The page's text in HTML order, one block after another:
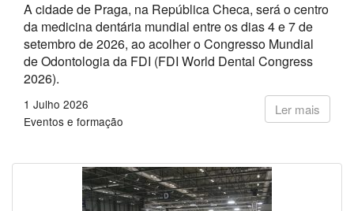
A cidade de Praga, na República Checa, será o centro
da medicina dentária mundial entre os dias 4 e 7 de
setembro de 2026, ao acolher o Congresso Mundial
de Odontologia da FDI (FDI World Dental Congress
2026).
Ler mais
1 Julho 2026
Eventos e formação